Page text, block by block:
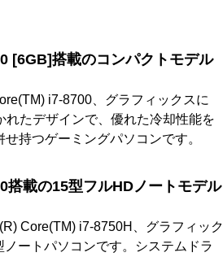
[6GB]搭載のコンパクトモデル
i7-8700、グラフィックスに
れたデザインで、優れた冷却性能を
持つゲーミングパソコンです。
載の15型フルHDノートモデル
Core(TM) i7-8750H、グラフィック
ートパソコンです。システムドラ